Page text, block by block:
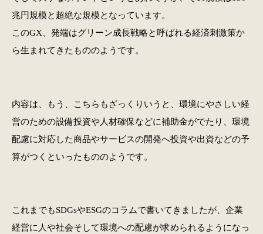
兆円規模と超絶な規模となっています。
このGX、発端はグリーン成長戦略と呼ばれる経済刺激策か
ら生まれてきたもののようです。
内容は、もう、こちらもざっくりいうと、環境にやさしい経
営のための設備投資や人材確保などに補助金がでたり、環境
配慮に対応した商品やサービスの開発へ投資や出資などの予
算がつくといったもののようです。
これまでもSDGsやESGのコラムで書いてきましたが、企業
経営に人や社会そして環境への配慮が求められるようになっ